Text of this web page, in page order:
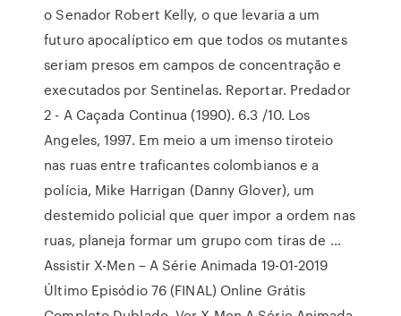
o Senador Robert Kelly, o que levaria a um
futuro apocalíptico em que todos os mutantes
seriam presos em campos de concentração e
executados por Sentinelas. Reportar. Predador
2 - A Caçada Continua (1990). 6.3 /10. Los
Angeles, 1997. Em meio a um imenso tiroteio
nas ruas entre traficantes colombianos e a
polícia, Mike Harrigan (Danny Glover), um
destemido policial que quer impor a ordem nas
ruas, planeja formar um grupo com tiras de …
Assistir X-Men – A Série Animada 19-01-2019
Último Episódio 76 (FINAL) Online Grátis